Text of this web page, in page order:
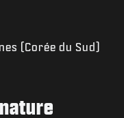
(Corée du Sud)